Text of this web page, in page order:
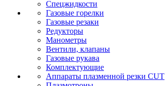
Спецжидкости
Газовые горелки
Газовые резаки
Редукторы
Манометры
Вентили, клапаны
Газовые рукава
Комплектующие
Аппараты плазменной резки CUT